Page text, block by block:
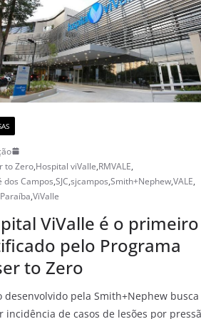
to Zero,Hospital viValle,RMVALE,
dos Campos,SJC,sjcampos,Smith+Nephew,VALE,
,ViValle
ViValle é o primeiro
pelo Programa
to Zero
desenvolvido pela Smith+Nephew busca
incidência de casos de lesões por